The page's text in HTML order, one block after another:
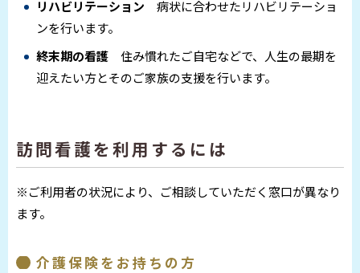
リハビリテーション 病状に合わせたリハビリテーショ
ンを行います。
終末期の看護 住み慣れたご自宅などで、人生の最期を
迎えたい方とそのご家族の支援を行います。
訪問看護を利用するには
※ご利用者の状況により、ご相談していただく窓口が異なり
ます。
介護保険をお持ちの方